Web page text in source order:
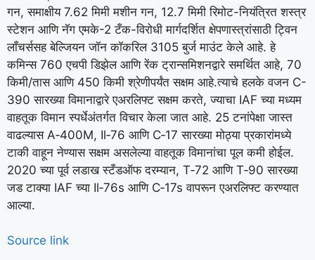
गन, समाक्षीय 7.62 मिमी मशीन गन, 12.7 मिमी रिमोट-नियंत्रित शस्त्र
स्टेशन आणि नॅग एमके-2 टँक-विरोधी मार्गदर्शित क्षेपणास्त्रांसाठी ट्विन
लाँचर्ससह बेल्जियन जॉन कॉकरिल 3105 बुर्ज माउंट केले आहे. हे
कमिन्स 760 एचपी डिझेल आणि रेंक ट्रान्समिशनद्वारे समर्थित आहे, 70
किमी/तास आणि 450 किमी श्रेणीपर्यंत सक्षम आहे.त्याचे हलके वजन C-
390 सारख्या विमानाद्वारे एअरलिफ्ट सक्षम करते, ज्याचा IAF च्या मध्यम
वाहतूक विमान स्पर्धेअंतर्गत विचार केला जात आहे. 25 टनांपेक्षा जास्त
वाढल्यास A‑400M, Il‑76 आणि C‑17 सारख्या मोठ्या प्रकारांमध्ये
टाकी वाहून नेण्यास सक्षम असलेल्या वाहतूक विमानांचा पूल कमी होईल.
2020 च्या पूर्व लडाख स्टँडऑफ दरम्यान, T‑72 आणि T‑90 सारख्या
जड टाक्या IAF च्या Il‑76s आणि C‑17s वापरून एअरलिफ्ट करण्यात
आल्या.
Source link